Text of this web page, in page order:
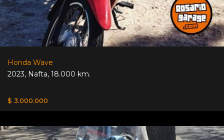
Honda Wave
2023, Nafta, 18.000 km.
$ 3.000.000